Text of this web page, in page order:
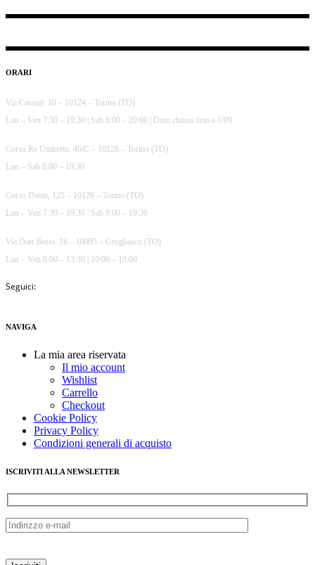
ORARI
Via Cavour, 10 – 10124 – Torino (TO)
Lun – Ven 7:30 – 19:30 | Sab 8:00 – 20:00 | Dom chiuso fino a 1/09
Corso Re Umberto, 46/C – 10128 – Torino (TO)
Lun – Sab 8:00 – 19:30
Corso Dante, 125 – 10126 – Torino (TO)
Lun – Ven 7:30 – 19:30 | Sab 8:00 – 19:30
Via Don Borio, 18 – 10095 – Grugliasco (TO)
Lun – Ven 8:00 – 13:30 | 16:00 – 19:00
Seguici:
NAVIGA
La mia area riservata
Il mio account
Wishlist
Carrello
Checkout
Cookie Policy
Privacy Policy
Condizioni generali di acquisto
ISCRIVITI ALLA NEWSLETTER